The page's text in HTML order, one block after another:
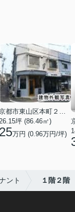
京都市東山区本町２２丁目
坪 (86.46㎡)
25万円 (0.96万円/坪)
ント １階２階